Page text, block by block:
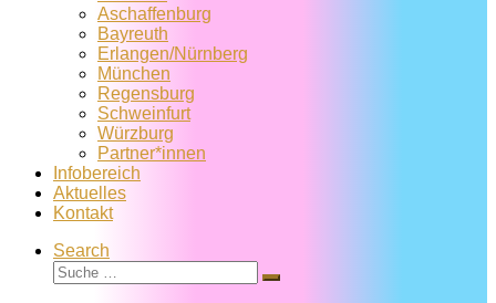
Aschaffenburg
Bayreuth
Erlangen/Nürnberg
München
Regensburg
Schweinfurt
Würzburg
Partner*innen
Infobereich
Aktuelles
Kontakt
Search
Suche
Suche